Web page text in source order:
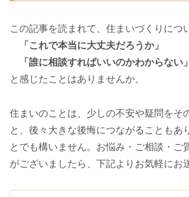
この記事を読まれて、住まいづくりにつ
「これで本当に大丈夫だろうか」
「誰に相談すればいいのかわからない」
と感じたことはありませんか。
住まいのことは、少しの不安や疑問をそ
と、後々大きな後悔につながることもあ
とでも構いません。お悩み・ご相談・ご
がございましたら、下記よりお気軽にお